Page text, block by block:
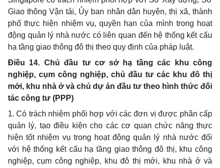
Giao thông Vận tải, Ủy ban nhân dân huyện, thị xã, thành
phố thực hiện nhiệm vụ, quyền hạn của mình trong hoạt
động quản lý nhà nước có liên quan đến hệ thống kết cấu
hạ tầng giao thông đô thị theo quy định của pháp luật.
Điều 14. Chủ đầu tư cơ sở hạ tầng các khu công
nghiệp, cụm công nghiệp, chủ đầu tư các khu đô thị
mới, khu nhà ở và chủ dự án đầu tư theo hình thức đối
tác công tư (PPP)
1. Có trách nhiệm phối hợp với các đơn vị được phân cấp
quản lý, tạo điều kiện cho các cơ quan chức năng thực
hiện tốt nhiệm vụ trong hoạt động quản lý nhà nước đối
với hệ thống kết cấu hạ tầng giao thông đô thị, khu công
nghiệp, cụm công nghiệp, khu đô thị mới, khu nhà ở và